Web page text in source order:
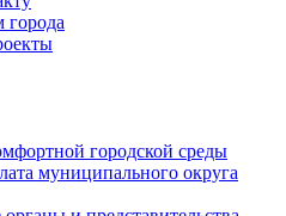
города
городской среды
муниципального округа